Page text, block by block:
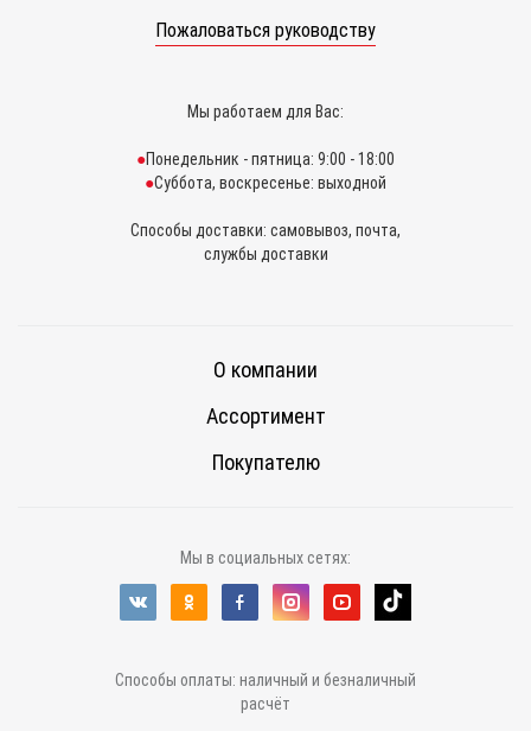
Пожаловаться руководству
Мы работаем для Вас:
Понедельник - пятница: 9:00 - 18:00
Суббота, воскресенье: выходной
Способы доставки: самовывоз, почта,
службы доставки
О компании
Ассортимент
Покупателю
Мы в социальных сетях:
Способы оплаты: наличный и безналичный
расчёт